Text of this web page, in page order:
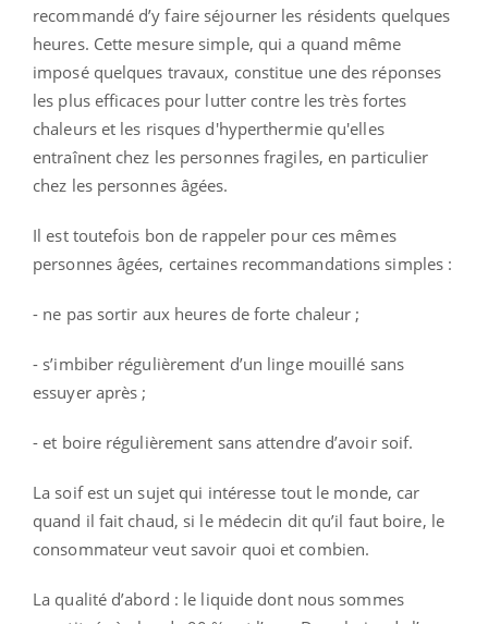
recommandé d’y faire séjourner les résidents quelques
heures. Cette mesure simple, qui a quand même
imposé quelques travaux, constitue une des réponses
les plus efficaces pour lutter contre les très fortes
chaleurs et les risques d'hyperthermie qu'elles
entraînent chez les personnes fragiles, en particulier
chez les personnes âgées.
Il est toutefois bon de rappeler pour ces mêmes
personnes âgées, certaines recommandations simples :
- ne pas sortir aux heures de forte chaleur ;
- s’imbiber régulièrement d’un linge mouillé sans
essuyer après ;
- et boire régulièrement sans attendre d’avoir soif.
La soif est un sujet qui intéresse tout le monde, car
quand il fait chaud, si le médecin dit qu’il faut boire, le
consommateur veut savoir quoi et combien.
La qualité d’abord : le liquide dont nous sommes